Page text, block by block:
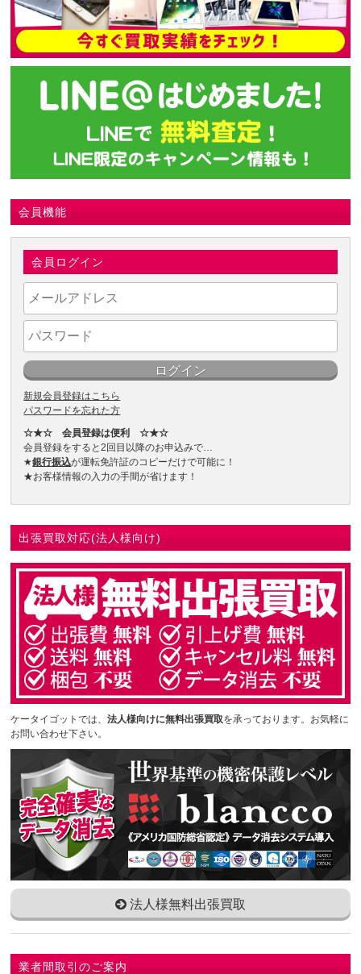
会員機能
会員ログイン
新規会員登録はこちら
パスワードを忘れた方
☆★☆ 会員登録は便利 ☆★☆
会員登録をすると2回目以降のお申込みで…
★銀行振込が運転免許証のコピーだけで可能に！
★お客様情報の入力の手間が省けます！
出張買取対応(法人様向け)
ケータイゴットでは、法人様向けに無料出張買取を承っております。お気軽に
お問い合わせ下さい。
法人様無料出張買取
業者間取引のご案内